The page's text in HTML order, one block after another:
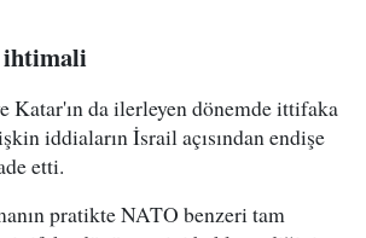
ihtimali
Katar'ın da ilerleyen dönemde ittifaka
iddiaların İsrail açısından endişe
etti.
pratikte NATO benzeri tam